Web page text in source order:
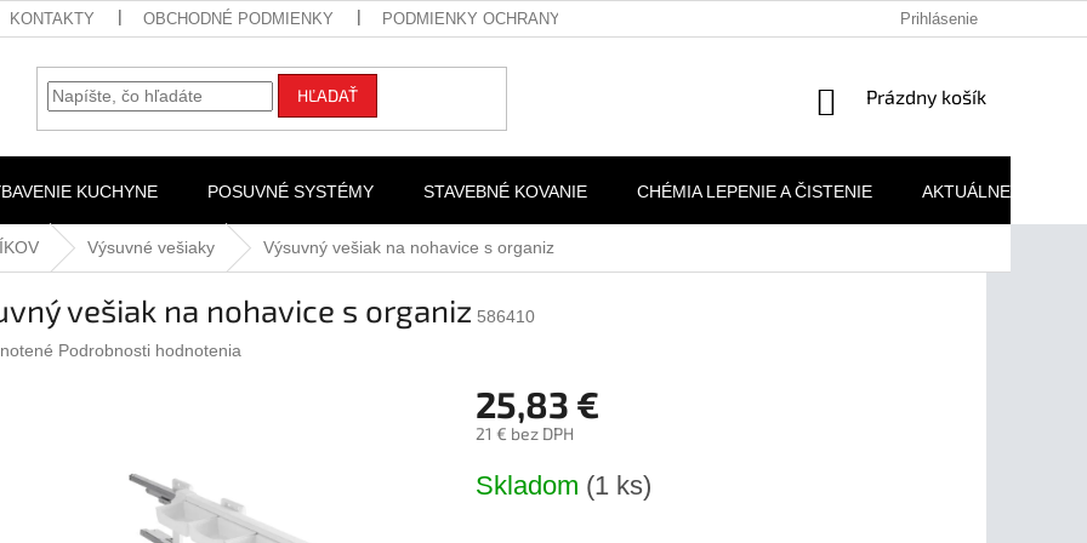
KONTAKTY OBCHODNÉ PODMIENKY PODMIENKY OCHRANY OSOBNÝCH ÚDAJOV REKLAMAČNÉ PODMIENKY
Prihlásenie
HĽADAŤ
NÁKUPNÝ
Prázdny košík
KUCHYNE POSUVNÉ SYSTÉMY STAVEBNÉ KOVANIE CHÉMIA LEPENIE A ČISTENIE AKTUÁLNE AKCIE
Výsuvné vešiaky Výsuvný vešiak na nohavice s organiz
vešiak na nohavice s organiz 586410
Podrobnosti hodnotenia
25,83 €
21 € bez DPH
cena:
Skladom (1 ks)